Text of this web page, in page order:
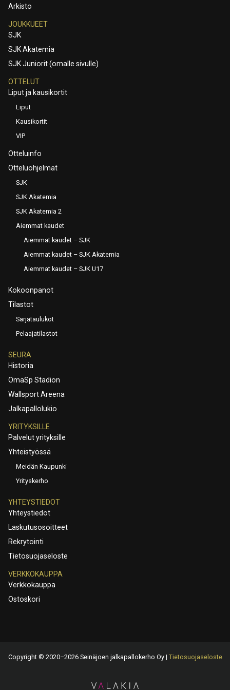
Arkisto
JOUKKUEET
SJK
SJK Akatemia
SJK Juniorit (omalle sivulle)
OTTELUT
Liput ja kausikortit
Liput
Kausikortit
VIP
Otteluinfo
Otteluohjelmat
SJK
SJK Akatemia
SJK Akatemia 2
Aiemmat kaudet
Aiemmat kaudet – SJK
Aiemmat kaudet – SJK Akatemia
Aiemmat kaudet – SJK U17
Kokoonpanot
Tilastot
Sarjataulukot
Pelaajatilastot
SEURA
Historia
OmaSp Stadion
Wallsport Areena
Jalkapallolukio
YRITYKSILLE
Palvelut yrityksille
Yhteistyössä
Meidän Kaupunki
Yrityskerho
YHTEYSTIEDOT
Yhteystiedot
Laskutusosoitteet
Rekrytointi
Tietosuojaseloste
VERKKOKAUPPA
Verkkokauppa
Ostoskori
Copyright © 2020–2026 Seinäjoen jalkapallokerho Oy | Tietosuojaseloste